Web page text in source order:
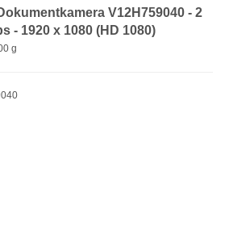
V12H759040 - 2
- 1920 x 1080 (HD 1080)
g